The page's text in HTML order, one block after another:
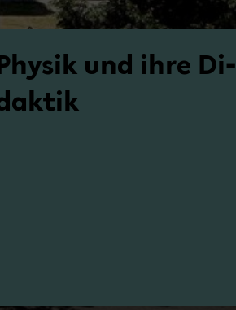
und ihre Di­